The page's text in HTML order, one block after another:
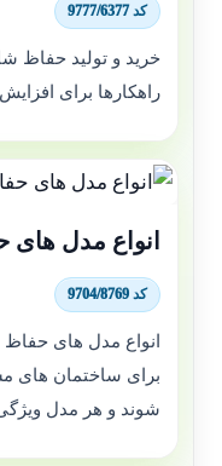
کد 9777/6377
خرید و تولید حفاظ
راهکارها برای
انواع مدل
کد 9704/8769
انواع مدل های
برای ساختمان های
شوند و هر مدل